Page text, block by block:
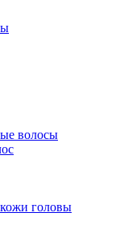
волосы
головы